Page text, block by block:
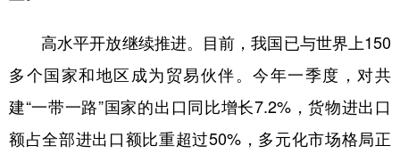
高水平开放继续推进。目前，我国已与世界上150
多个国家和地区成为贸易伙伴。今年一季度，对共
建“一带一路”国家的出口同比增长7.2%，货物进出口
额占全部进出口额比重超过50%，多元化市场格局正